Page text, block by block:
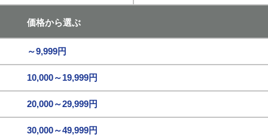
価格から選ぶ
～9,999円
10,000～19,999円
20,000～29,999円
30,000～49,999円